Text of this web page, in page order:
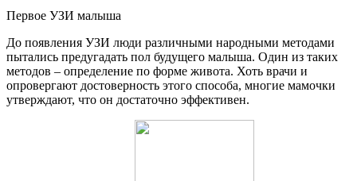
Первое УЗИ малыша
До появления УЗИ люди различными народными методами
пытались предугадать пол будущего малыша. Один из таких
методов – определение по форме живота. Хоть врачи и
опровергают достоверность этого способа, многие мамочки
утверждают, что он достаточно эффективен.